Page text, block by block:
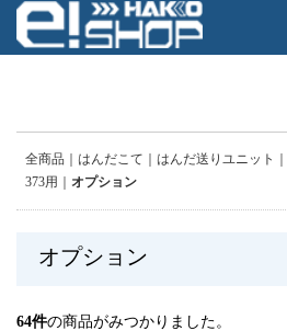
全商品 はんだこて はんだ送りユニット
373用
オプション
オプション
64件の商品がみつかりました。